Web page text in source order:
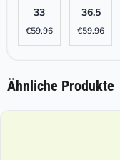
33
€59.96
36,5
€59.96
Ähnliche Produkte